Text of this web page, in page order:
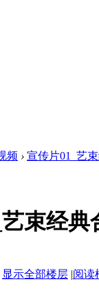
频 › 宣传片01_艺
束经典
显示全部楼层 |阅读